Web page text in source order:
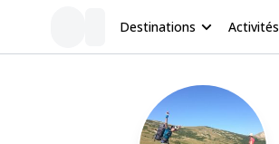
Destinations Activités